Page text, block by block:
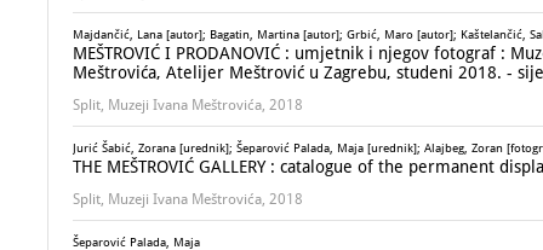
Majdančić, Lana [autor]; Bagatin, Martina [autor]; Grbić, Maro [autor]; Kaštelančić,
MEŠTROVIĆ I PRODANOVIĆ : umjetnik i njegov fotograf :
Meštrovića, Atelijer Meštrović u Zagrebu, studeni 2018. -
Split, Muzeji Ivana Meštrovića, 2018
Jurić Šabić, Zorana [urednik]; Šeparović Palada, Maja [urednik]; Alajbeg, Zoran
THE MEŠTROVIĆ GALLERY : catalogue of the permanent
Split, Muzeji Ivana Meštrovića, 2018
Šeparović Palada, Maja